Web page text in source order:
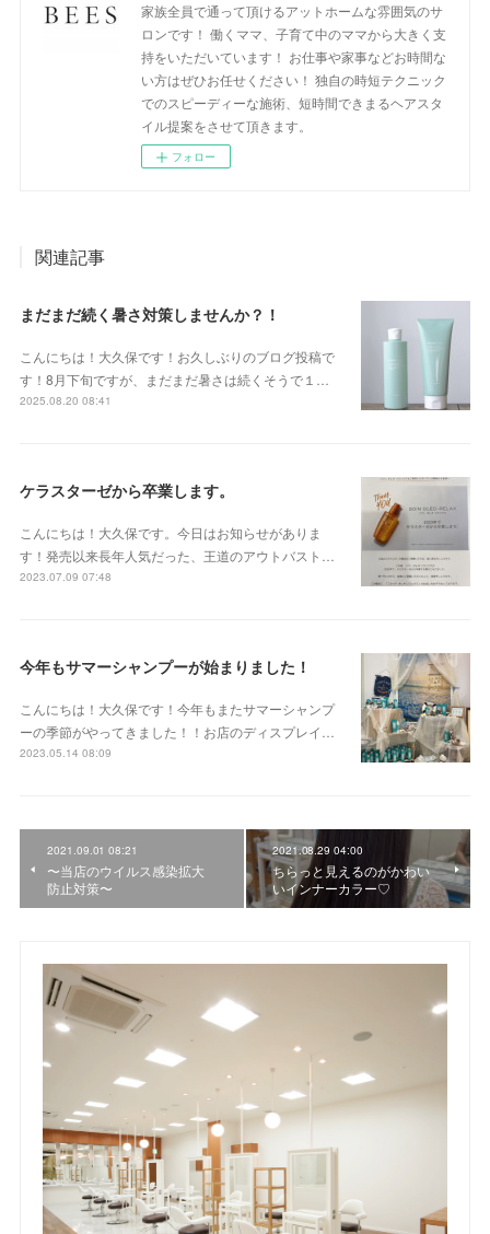
家族全員で通って頂けるアットホームな雰囲気のサ
ロンです！ 働くママ、子育て中のママから大きく支
持をいただいています！ お仕事や家事などお時間な
い方はぜひお任せください！ 独自の時短テクニック
でのスピーディーな施術、短時間できまるヘアスタ
イル提案をさせて頂きます。
フォロー
関連記事
まだまだ続く暑さ対策しませんか？！
こんにちは！大久保です！お久しぶりのブログ投稿で
す！8月下旬ですが、まだまだ暑さは続くそうで１…
2025.08.20 08:41
ケラスターゼから卒業します。
こんにちは！大久保です。今日はお知らせがありま
す！発売以来長年人気だった、王道のアウトバスト…
2023.07.09 07:48
今年もサマーシャンプーが始まりました！
こんにちは！大久保です！今年もまたサマーシャンプ
ーの季節がやってきました！！お店のディスプレイ…
2023.05.14 08:09
2021.09.01 08:21
〜当店のウイルス感染拡大
防止対策〜
2021.08.29 04:00
ちらっと見えるのがかわい
いインナーカラー♡